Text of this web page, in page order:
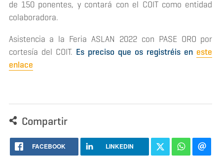
de 150 ponentes, y contará con el COIT como entidad
colaboradora.
Asistencia a la Feria ASLAN 2022 con PASE ORO por
cortesía del COIT. Es preciso que os registréis en este
enlace
Compartir
FACEBOOK LINKEDIN